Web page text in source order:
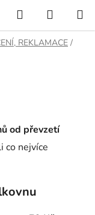
Hledat
KOŠÍK
REKLAMACE /
od převzetí
co nejvíce